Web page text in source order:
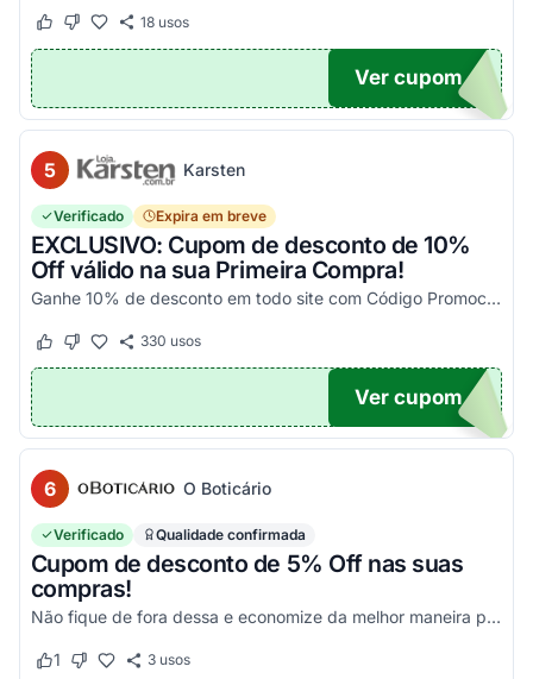
Este cupom funcionou
Este cupom não funcionou
18usos
OM50
Ver cupom
5 Karsten
Verificado Expira em breve
EXCLUSIVO: Cupom de desconto de 10%
Off válido na sua Primeira Compra!
Ganhe 10% de desconto em todo site com Código Promocional Karsten. Válido apenas 1 utilização por CPF. Só aqui no Agora Cupom você economiza tanto!
Este cupom funcionou
Este cupom não funcionou
330 usos
OM10
Ver cupom
6 O Boticário
Verificado Qualidade confirmada
Cupom de desconto de 5% Off nas suas
compras!
Não fique de fora dessa e economize da melhor maneira possível! Válido somente nessa seleção!
Este cupom funcionou
1 Este cupom não funcionou
3usos